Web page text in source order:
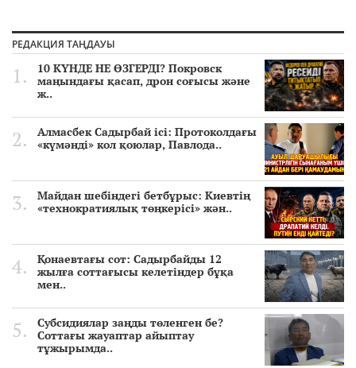
РЕДАКЦИЯ ТАҢДАУЫ
10 КҮНДЕ НЕ ӨЗГЕРДІ? Покровск
маңындағы қасап, дрон соғысы және
ж..
Алмасбек Садырбай ісі: Протоколдағы
«күмәнді» кол қоюлар, Павлода..
Майдан шебіндегі бетбұрыс: Киевтің
«технократиялық төңкерісі» жән..
Қонаевтағы сот: Садырбайды 12
жылға соттағысы келетіндер бұқа
мен..
Субсидиялар заңды төленген бе?
Соттағы жауаптар айыптау
тұжырымда..